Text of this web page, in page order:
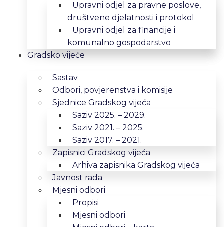
Upravni odjel za pravne poslove,
društvene djelatnosti i protokol
Upravni odjel za financije i
komunalno gospodarstvo
Gradsko vijeće
Sastav
Odbori, povjerenstva i komisije
Sjednice Gradskog vijeća
Saziv 2025. – 2029.
Saziv 2021. – 2025.
Saziv 2017. – 2021.
Zapisnici Gradskog vijeća
Arhiva zapisnika Gradskog vijeća
Javnost rada
Mjesni odbori
Propisi
Mjesni odbori